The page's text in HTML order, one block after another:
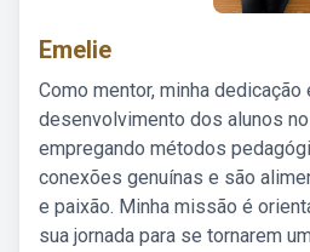
Emelie
Como mentor, minha dedicação
desenvolvimento dos alunos
empregando métodos
conexões genuínas e são
e paixão. Minha missão é
sua jornada para se tornarem